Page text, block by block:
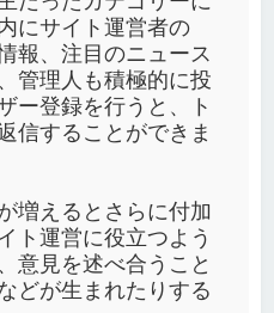
にサイト運営者の
報、注目のニュース
管理人も積極的に投
ー登録を行うと、ト
信することができま
増えるとさらに付加
ト運営に役立つよう
意見を述べ合うこと
どが生まれたりする